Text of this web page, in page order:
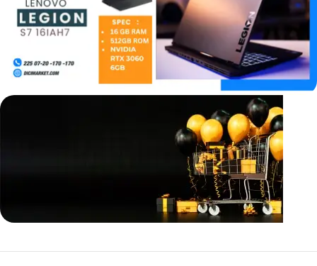
Incoryable offres